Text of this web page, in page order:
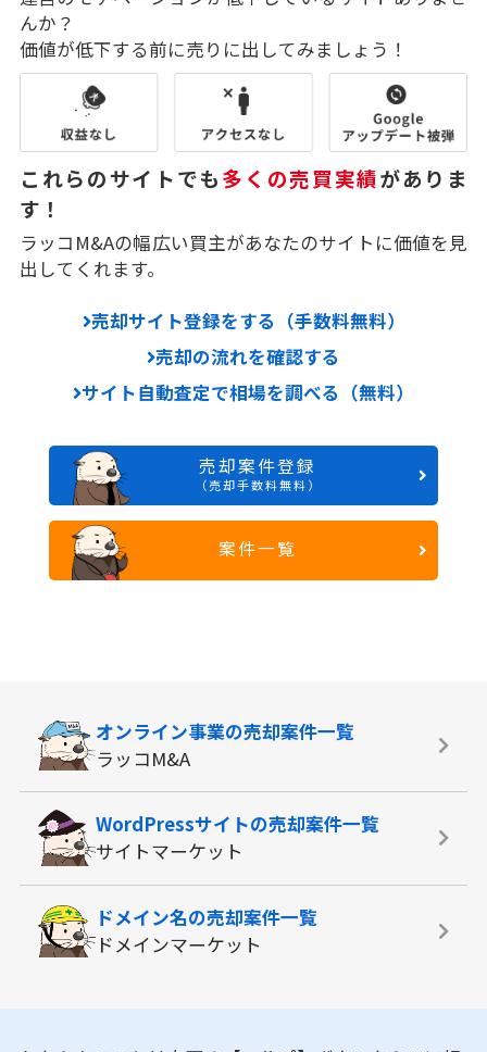
んか？
価値が低下する前に売りに出してみましょう！
これらのサイトでも多くの売買実績がありま
す！
ラッコM&Aの幅広い買主があなたのサイトに価値を見
出してくれます。
売却サイト登録をする（手数料無料）
売却の流れを確認する
サイト自動査定で相場を調べる（無料）
売却案件登録
（売却手数料無料）
案件一覧
オンライン事業の売却案件一覧
ラッコM&A
WordPressサイトの売却案件一覧
サイトマーケット
ドメイン名の売却案件一覧
ドメインマーケット